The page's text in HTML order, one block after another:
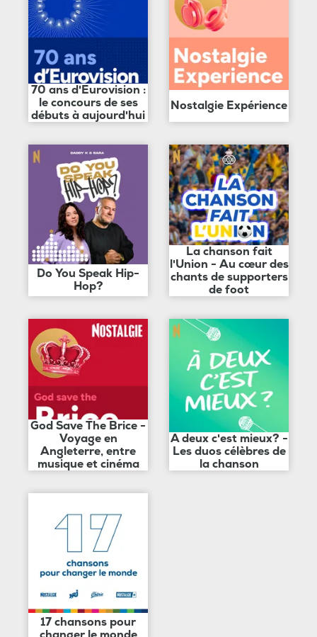
70 ans d'Eurovision :
le concours de ses
débuts à aujourd'hui
Nostalgie Expérience
Do You Speak Hip-
Hop?
La chanson fait
l'Union - Au cœur des
chants de supporters
de foot
God Save The Brice -
Voyage en
Angleterre, entre
musique et cinéma
A deux c'est mieux? -
Les duos célèbres de
la chanson
17 chansons pour